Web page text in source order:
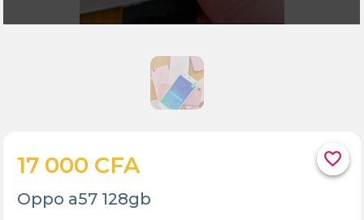
favorite_border
17 000 CFA
Oppo a57 128gb